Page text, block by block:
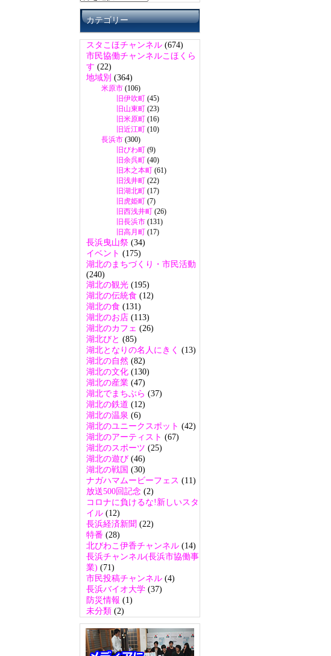
別
ア
カ
イ
ブ
カテゴリー
スタこほチャンネル (674)
市民協働チャンネルこほくら
す (22)
地域別 (364)
米原市 (106)
旧伊吹町 (45)
旧山東町 (23)
旧米原町 (16)
旧近江町 (10)
長浜市 (300)
旧びわ町 (9)
旧余呉町 (40)
旧木之本町 (61)
旧浅井町 (22)
旧湖北町 (17)
旧虎姫町 (7)
旧西浅井町 (26)
旧長浜市 (131)
旧高月町 (17)
長浜曳山祭 (34)
イベント (175)
湖北のまちづくり・市民活動
(240)
湖北の観光 (195)
湖北の伝統食 (12)
湖北の食 (131)
湖北のお店 (113)
湖北のカフェ (26)
湖北びと (85)
湖北となりの名人にきく (13)
湖北の自然 (82)
湖北の文化 (130)
湖北の産業 (47)
湖北でまちぶら (37)
湖北の鉄道 (12)
湖北の温泉 (6)
湖北のユニークスポット (42)
湖北のアーティスト (67)
湖北のスポーツ (25)
湖北の遊び (46)
湖北の戦国 (30)
ナガハマムービーフェス (11)
放送500回記念 (2)
コロナに負けるな!新しいスタ
イル (12)
長浜経済新聞 (22)
特番 (28)
北びわこ伊香チャンネル (14)
長浜チャンネル(長浜市協働事
業) (71)
市民投稿チャンネル (4)
長浜バイオ大学 (37)
防災情報 (1)
未分類 (2)